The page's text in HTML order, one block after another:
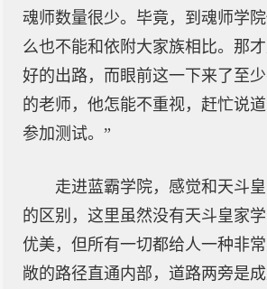
魂师数量很少。毕竟，到魂师学
么也不能和依附大家族相比。那
好的出路，而眼前这一下来了至
的老师，他怎能不重视，赶忙说
参加测试。”
走进蓝霸学院，感觉和天斗
的区别，这里虽然没有天斗皇家
优美，但所有一切都给人一种非
敞的路径直通内部，道路两旁是